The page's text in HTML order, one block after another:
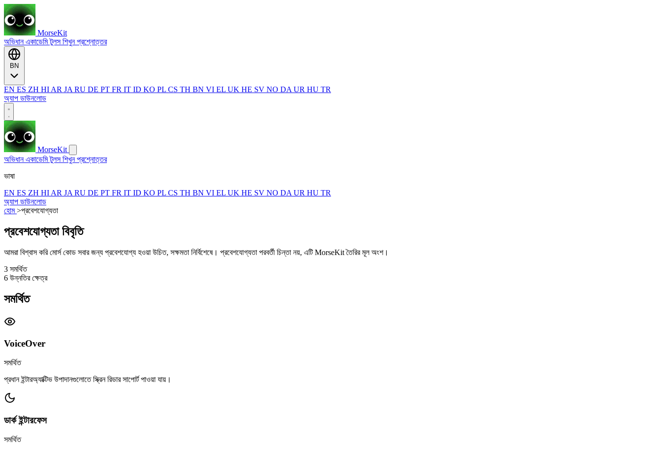
MorseKit
অভিধানএকাডেমিটুলসশিখুনপ্রশ্নোত্তর
EN ES ZH HI AR JA RU DE PT FR IT ID KO PL CS TH BN VI EL UK HE SV NO DA UR HU TR
অ্যাপ ডাউনলোড
MorseKit
অভিধানএকাডেমিটুলসশিখুনপ্রশ্নোত্তর
ভাষা
EN ES ZH HI AR JA RU DE PT FR IT ID KO PL CS TH BN VI EL UK HE SV NO DA UR HU TR
অ্যাপ ডাউনলোড
হোম>প্রবেশযোগ্যতা
প্রবেশযোগ্যতা বিবৃতি
আমরা বিশ্বাস করি মোর্স কোড সবার জন্য প্রবেশযোগ্য হওয়া উচিত, সক্ষমতা নির্বিশেষে। প্রবেশযোগ্যতা পরবর্তী চিন্তা নয়, এটি MorseKit তৈরির মূল অংশ।
3 সমর্থিত
6 উন্নতির ক্ষেত্র
সমর্থিত
VoiceOver
সমর্থিত
প্রধান ইন্টারঅ্যাক্টিভ উপাদানগুলোতে স্ক্রিন রিডার সাপোর্ট পাওয়া যায়।
ডার্ক ইন্টারফেস
সমর্থিত